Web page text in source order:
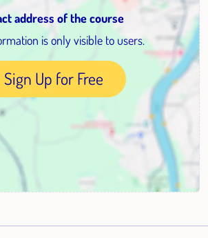
address of the course
is only visible to users.
Sign Up for Free